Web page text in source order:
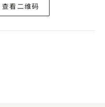
查看二维码